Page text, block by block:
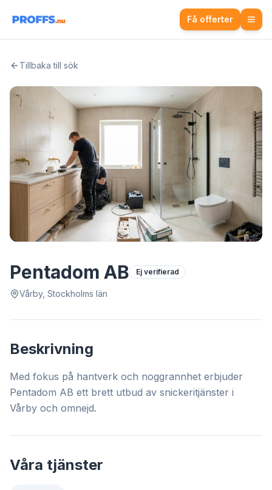
Få offerter
Tillbaka till sök
Pentadom AB Ej verifierad
Vårby, Stockholms län
Beskrivning
Med fokus på hantverk och noggrannhet erbjuder
Pentadom AB ett brett utbud av snickeritjänster i
Vårby och omnejd.
Våra tjänster